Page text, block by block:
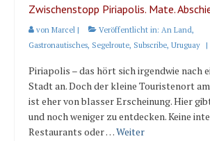
Abonnieren
Yachtüberführung weltweit
Zwischenstopp Piriapolis. Mate.
von Marcel | Veröffentlicht in: An Land,
Gastronautisches, Segelroute, Subscribe, Uruguay |
Piriapolis – das hört sich irgendwie nach
Stadt an. Doch der kleine Touristenort
ist eher von blasser Erscheinung. Hier
und noch weniger zu entdecken. Keine
Restaurants oder …Weiter